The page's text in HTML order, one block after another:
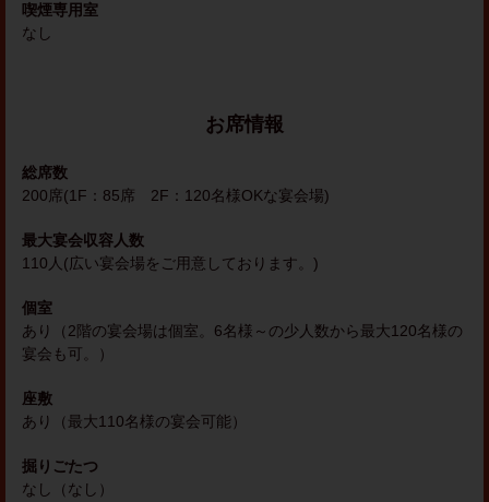
喫煙専用室
なし
お席情報
総席数
200席(1F：85席 2F：120名様OKな宴会場)
最大宴会収容人数
110人(広い宴会場をご用意しております。)
個室
あり（2階の宴会場は個室。6名様～の少人数から最大120名様の
宴会も可。）
座敷
あり（最大110名様の宴会可能）
掘りごたつ
なし（なし）